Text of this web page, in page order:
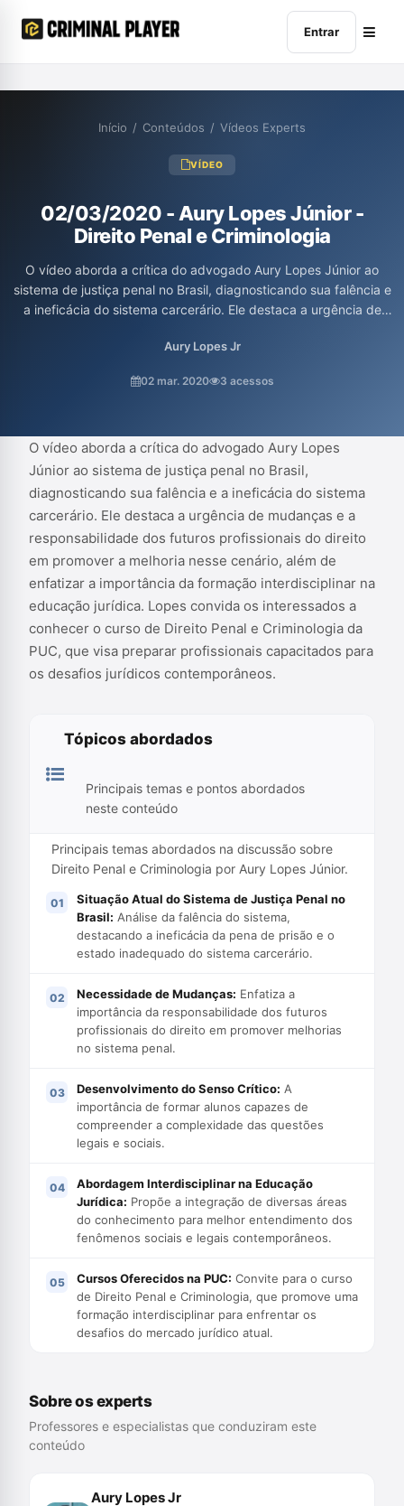
Entrar
Início / Conteúdos / Vídeos Experts
VÍDEO
02/03/2020 - Aury Lopes Júnior -
Direito Penal e Criminologia
O vídeo aborda a crítica do advogado Aury Lopes Júnior ao
sistema de justiça penal no Brasil, diagnosticando sua falência e
a ineficácia do sistema carcerário. Ele destaca a urgência de
direito em promover a melhoria nesse cenário, além de enfatizar
Lopes convida os interessados a conhecer o curso de Direito
Aury Lopes Jr
02 mar. 2020 3 acessos
O vídeo aborda a crítica do advogado Aury Lopes
Júnior ao sistema de justiça penal no Brasil,
diagnosticando sua falência e a ineficácia do sistema
carcerário. Ele destaca a urgência de mudanças e a
responsabilidade dos futuros profissionais do direito
em promover a melhoria nesse cenário, além de
enfatizar a importância da formação interdisciplinar na
educação jurídica. Lopes convida os interessados a
conhecer o curso de Direito Penal e Criminologia da
PUC, que visa preparar profissionais capacitados para
os desafios jurídicos contemporâneos.
Tópicos abordados
Principais temas e pontos abordados
neste conteúdo
Principais temas abordados na discussão sobre
Direito Penal e Criminologia por Aury Lopes Júnior.
Situação Atual do Sistema de Justiça Penal no
Brasil: Análise da falência do sistema,
destacando a ineficácia da pena de prisão e o
estado inadequado do sistema carcerário.
Necessidade de Mudanças: Enfatiza a
importância da responsabilidade dos futuros
profissionais do direito em promover melhorias
no sistema penal.
Desenvolvimento do Senso Crítico: A
importância de formar alunos capazes de
compreender a complexidade das questões
legais e sociais.
Abordagem Interdisciplinar na Educação
Jurídica: Propõe a integração de diversas áreas
do conhecimento para melhor entendimento dos
fenômenos sociais e legais contemporâneos.
Cursos Oferecidos na PUC: Convite para o curso
de Direito Penal e Criminologia, que promove uma
formação interdisciplinar para enfrentar os
desafios do mercado jurídico atual.
Sobre os experts
Professores e especialistas que conduziram este
conteúdo
Aury Lopes Jr